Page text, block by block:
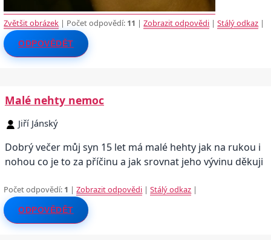
Zvětšit obrázek | Počet odpovědí: 11 |Zobrazit odpovědi |Stálý odkaz |
ODPOVĚDĚT
Malé nehty nemoc
Jiří Jánský
Dobrý večer můj syn 15 let má malé hehty jak na rukou i
nohou co je to za příčinu a jak srovnat jeho vývinu děkuji
Počet odpovědí: 1 |Zobrazit odpovědi |Stálý odkaz |
ODPOVĚDĚT